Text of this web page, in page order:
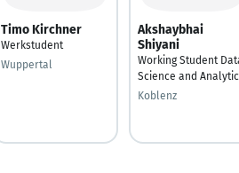
Timo Kirchner
Werkstudent
Wuppertal
Akshaybhai
Shiyani
Working Student
Science and
Koblenz